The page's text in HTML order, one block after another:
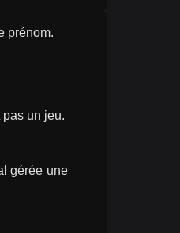
prénom.
un jeu.
gérée une